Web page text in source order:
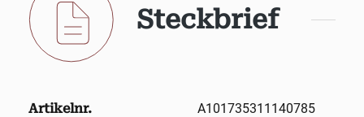
Steckbrief
Artikelnr. A101735311140785